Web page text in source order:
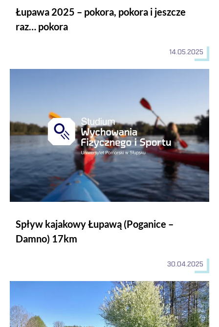
Łupawa 2025 – pokora, pokora i jeszcze
raz… pokora
14.05.2025
Spływ kajakowy Łupawą (Poganice –
Damno) 17km
30.04.2025
Sezon kąpielowy na spływach w 2025 roku otwarty